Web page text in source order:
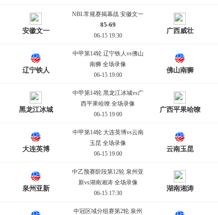
安徽文一
NBL常规赛揭幕战 安徽文一
85-69
06-15 19:30
广西威壮
辽宁铁人
中甲第14轮 辽宁铁人vs佛山
南狮 全场录像
06-15 19:00
佛山南狮
黑龙江冰城
中甲第14轮 黑龙江冰城vs广
西平果哈嘹 全场录像
06-15 19:00
广西平果哈嘹
大连英博
中甲第14轮 大连英博vs云南
玉昆 全场录像
06-15 19:00
云南玉昆
泉州亚新
中乙预赛阶段第12轮 泉州亚
新vs湖南湘涛 全场录像
06-15 17:30
湖南湘涛
中冠区域分组赛第2轮 泉州